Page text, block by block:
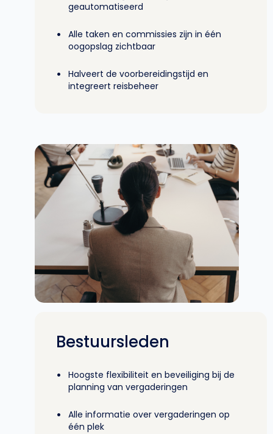
geautomatiseerd
•
Alle taken en commissies zijn in één
oogopslag zichtbaar
•
Halveert de voorbereidingstijd en
integreert reisbeheer
Bestuursleden
•
Hoogste flexibiliteit en beveiliging bij de
planning van vergaderingen
•
Alle informatie over vergaderingen op
één plek